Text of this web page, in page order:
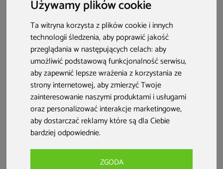
Używamy plików cookie
Ta witryna korzysta z plików cookie i innych
technologii śledzenia, aby poprawić jakość
przeglądania w następujących celach:aby
umożliwić podstawową funkcjonalność serwisu,
aby zapewnić lepsze wrażenia z korzystania ze
strony internetowej,aby zmierzyć Twoje
zainteresowanie naszymi produktami i usługami
oraz personalizować interakcje marketingowe,
aby dostarczać reklamy które są dla Ciebie
bardziej odpowiednie.
ZGODA